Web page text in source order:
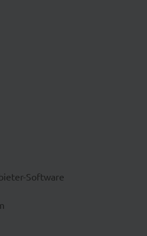
Software